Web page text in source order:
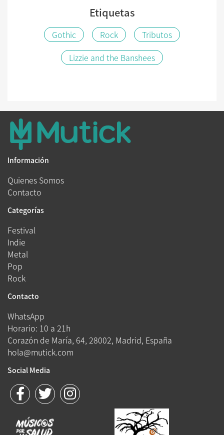
Etiquetas
Gothic Rock
Tributos
Lizzie and the Banshees
Información
Quienes Somos
Contacto
Categorías
Festival
Indie
Metal
Pop
Rock
Contacto
WhatsApp
Horario: 10 a 21h
Corazón de María, 64, 28002, Madrid, España
hola@mutick.com
Social Media